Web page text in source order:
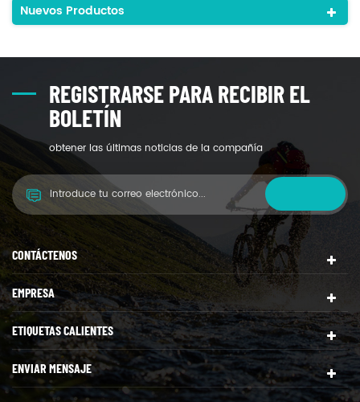
Nuevos Productos
REGISTRARSE PARA RECIBIR EL
BOLETÍN
obtener las últimas noticias de la compañía
CONTÁCTENOS
EMPRESA
ETIQUETAS CALIENTES
ENVIAR MENSAJE